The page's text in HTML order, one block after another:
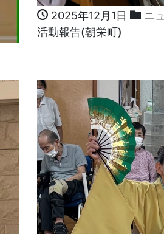
2025年12月1日
ニ
活動報告(朝栄町)